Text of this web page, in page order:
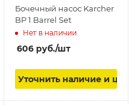
Бочечный насос Karcher
BP 1 Barrel Set
Нет в наличии
606руб./шт
Уточнить наличие и цену